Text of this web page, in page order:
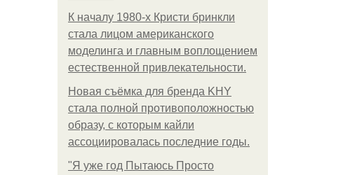
К началу 1980-х Кристи бринкли
стала лицом американского
моделинга и главным воплощением
естественной привлекательности.
Новая съёмка для бренда KHY
стала полной противоположностью
образу, с которым кайли
ассоциировалась последние годы.
"Я уже год Пытаюсь Просто